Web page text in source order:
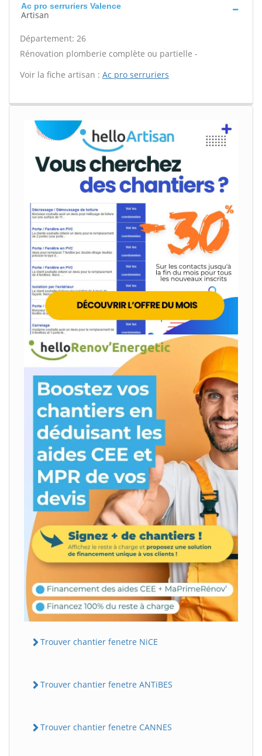
Ac pro serruriers Valence
Artisan
Département: 26
Rénovation plomberie complète ou partielle -
Voir la fiche artisan : Ac pro serruriers
Trouver chantier fenetre NiCE
Trouver chantier fenetre ANTiBES
Trouver chantier fenetre CANNES